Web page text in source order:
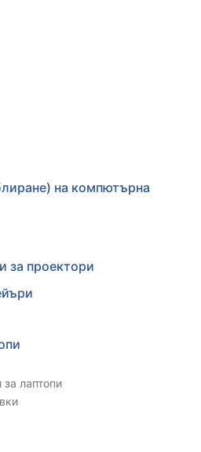
на компютърна
за проектори
за лаптопи